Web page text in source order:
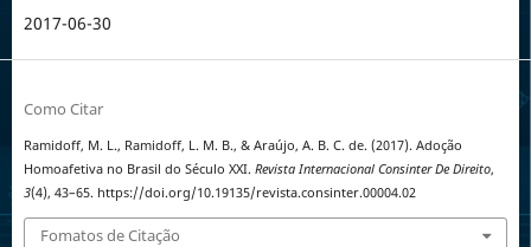
2017-06-30
Como Citar
Ramidoff, M. L., Ramidoff, L. M. B., & Araújo, A. B. C. de. (2017). Adoção
Homoafetiva no Brasil do Século XXI. Revista Internacional Consinter De Direito,
3(4), 43–65. https://doi.org/10.19135/revista.consinter.00004.02
Fomatos de Citação